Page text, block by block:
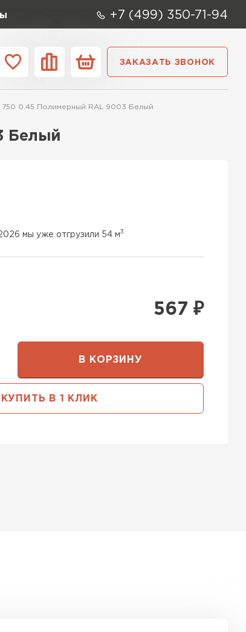
+7 (499) 350-71-94
ЗАКАЗАТЬ ЗВОНОК
0.45 Полимерный RAL 9003 Белый
Белый
мы уже отгрузили 54 м3
567 ₽
В КОРЗИНУ
КУПИТЬ В 1 КЛИК